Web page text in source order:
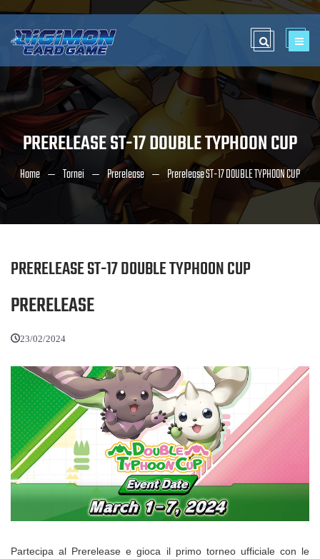
PRERELEASE ST-17 DOUBLE TYPHOON CUP
Home Tornei Prerelease Prerelease ST-17 DOUBLE TYPHOON CUP
PRERELEASE ST-17 DOUBLE TYPHOON CUP
PRERELEASE
23/02/2024
Partecipa al Prerelease e gioca il primo torneo ufficiale con le